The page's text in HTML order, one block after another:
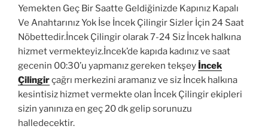
Yemekten Geç Bir Saatte Geldiğinizde Kapınız Kapalı
Ve Anahtarınız Yok İse İncek Çilingir Sizler İçin 24 Saat
Nöbettedir.İncek Çilingir olarak 7-24 Siz İncek halkına
hizmet vermekteyiz.İncek’de kapıda kadınız ve saat
gecenin 00:30’u yapmanız gereken tekşey İncek
Çilingirçağrı merkezini aramanız ve siz İncek halkına
kesintisiz hizmet vermekte olan İncek Çilingir ekipleri
sizin yanınıza en geç 20 dk gelip sorunuzu
halledecektir.